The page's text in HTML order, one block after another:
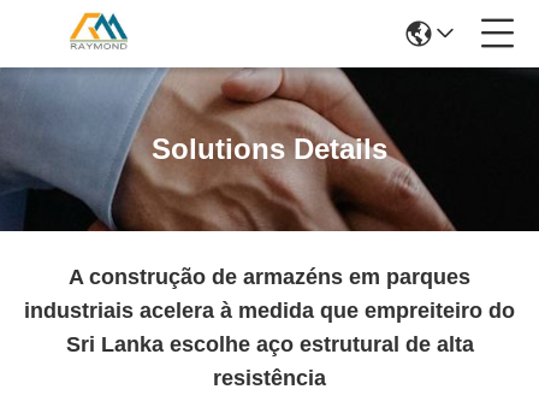
Solutions Details
A construção de armazéns em parques
industriais acelera à medida que empreiteiro do
Sri Lanka escolhe aço estrutural de alta
resistência